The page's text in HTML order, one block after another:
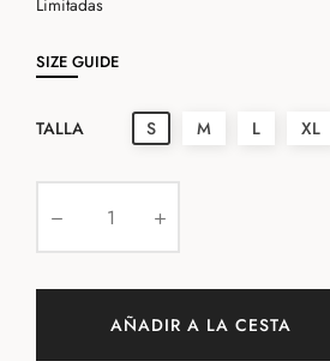
Limitadas
SIZE GUIDE
TALLA S M L XL
AÑADIR A LA CESTA